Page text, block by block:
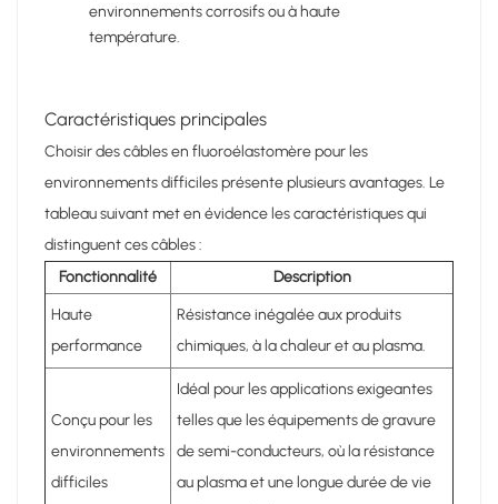
environnements corrosifs ou à haute
température.
Caractéristiques principales
Choisir des câbles en fluoroélastomère pour les
environnements difficiles présente plusieurs avantages. Le
tableau suivant met en évidence les caractéristiques qui
distinguent ces câbles :
Fonctionnalité
Description
Haute
performance
Résistance inégalée aux produits
chimiques, à la chaleur et au plasma.
Conçu pour les
environnements
difficiles
Idéal pour les applications exigeantes
telles que les équipements de gravure
de semi-conducteurs, où la résistance
au plasma et une longue durée de vie